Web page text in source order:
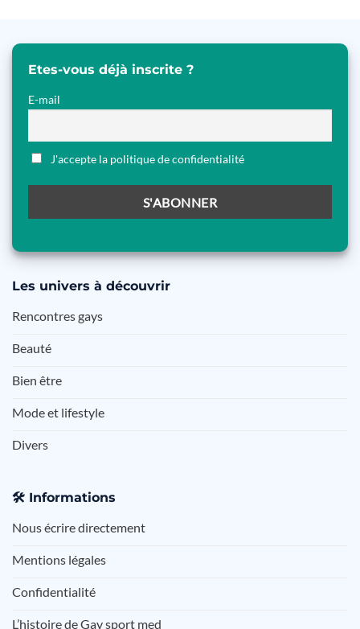
Etes-vous déjà inscrite ?
E-mail
J'accepte la politique de confidentialité
Les univers à découvrir
Rencontres gays
Beauté
Bien être
Mode et lifestyle
Divers
🛠️ Informations
Nous écrire directement
Mentions légales
Confidentialité
L’histoire de Gay sport med